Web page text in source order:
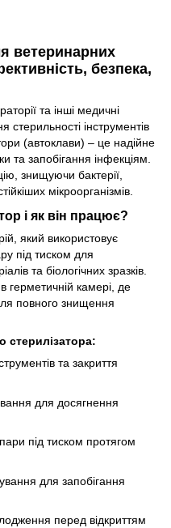
ветеринарних
безпека,
та інші медичні
стерильності інструментів
(автоклави) – це надійне
та запобігання інфекціям.
знищуючи бактерії,
мікроорганізмів.
і як він працює?
який використовує
під тиском для
та біологічних зразків.
герметичній камері, де
повного знищення
стерилізатора:
та закриття
для досягнення
під тиском протягом
для запобігання
перед відкриттям